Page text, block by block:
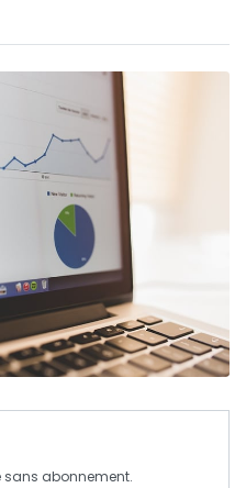
sans abonnement.